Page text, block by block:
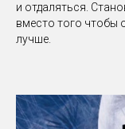
и отдаляться.
вместо того чтобы
лучше.